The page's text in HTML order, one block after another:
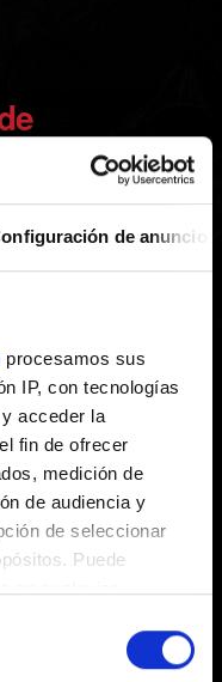
de anuncios
procesamos sus
IP, con tecnologías
acceder la
fin de ofrecer
medición de
de audiencia y
de seleccionar
Puede
3 años
y pantallazos
partidas o datos.
modo de reposo.
se apaguen
de alimentación.
a la